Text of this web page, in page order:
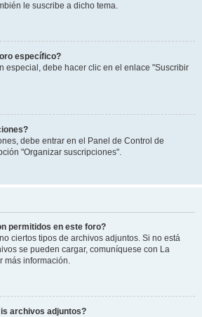
le suscribe a dicho tema.
específico?
especial, debe hacer clic en el enlace "Suscribir
debe entrar en el Panel de Control de
"Organizar suscripciones".
permitidos en este foro?
ciertos tipos de archivos adjuntos. Si no está
se pueden cargar, comuníquese con La
más información.
archivos adjuntos?